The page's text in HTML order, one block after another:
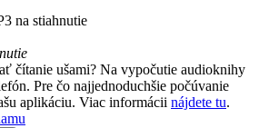
na stiahnutie
čítanie ušami? Na vypočutie audioknihy
Pre čo najjednoduchšie počúvanie
aplikáciu. Viac informácii nájdete tu.